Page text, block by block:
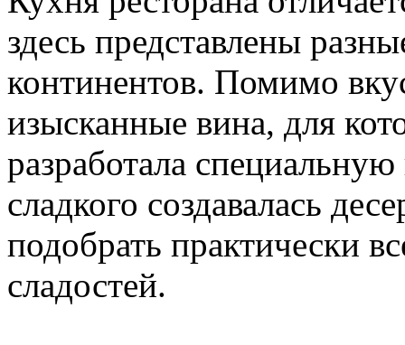
здесь представлены
континентов. Помимо
изысканные вина, для
разработала
сладкого создавалась
подобрать практически
сладостей.